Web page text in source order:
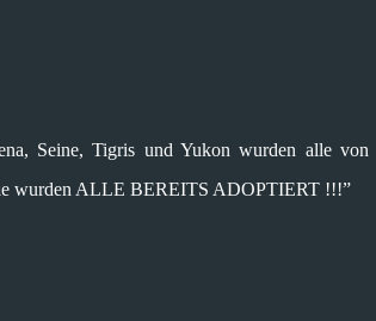
Seine, Tigris und Yukon wurden alle von
wurden ALLE BEREITS ADOPTIERT !!!”